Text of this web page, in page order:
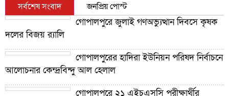
সর্বশেষ সংবাদ জনপ্রিয় পোস্ট
গোপালপুরে জুলাই গণঅভ্যুত্থান দিবসে কৃষক
দলের বিজয় র‍্যালি
গোপালপুরের হাদিরা ইউনিয়ন পরিষদ নির্বাচনে
আলোচনার কেন্দ্রবিন্দু আল হেলাল
গোপালপুরে ২১ এইচএসসি পরীক্ষার্থীর